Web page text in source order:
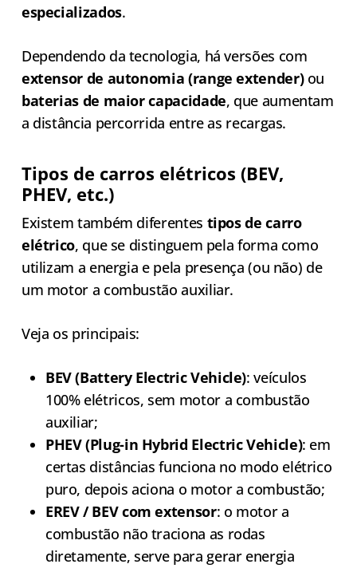
especializados.
Dependendo da tecnologia, há versões com
extensor de autonomia (range extender)ou
baterias de maior capacidade, que aumentam
a distância percorrida entre as recargas.
Tipos de carros elétricos (BEV,
PHEV, etc.)
Existem também diferentes tipos de carro
elétrico, que se distinguem pela forma como
utilizam a energia e pela presença (ou não) de
um motor a combustão auxiliar.
Veja os principais:
BEV (Battery Electric Vehicle): veículos
100% elétricos, sem motor a combustão
auxiliar;
PHEV (Plug-in Hybrid Electric Vehicle): em
certas distâncias funciona no modo elétrico
puro, depois aciona o motor a combustão;
EREV / BEV com extensor: o motor a
combustão não traciona as rodas
diretamente, serve para gerar energia